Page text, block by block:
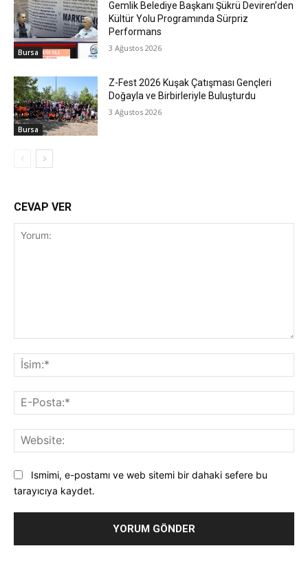
Bursa
Gemlik Belediye Başkanı Şükrü Deviren’den
Kültür Yolu Programında Sürpriz
Performans
3 Ağustos 2026
Bursa
Z-Fest 2026 Kuşak Çatışması Gençleri
Doğayla ve Birbirleriyle Buluşturdu
3 Ağustos 2026
CEVAP VER
Ismimi, e-postamı ve web sitemi bir dahaki sefere bu
tarayıcıya kaydet.